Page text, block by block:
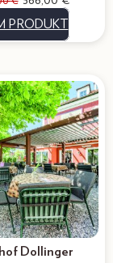
PRODUKT
Dollinger